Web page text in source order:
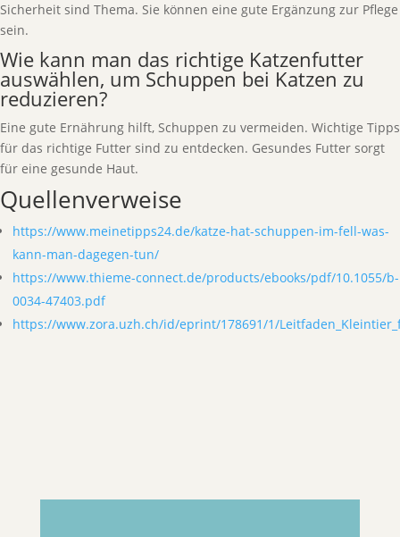
Sicherheit sind Thema. Sie können eine gute Ergänzung zur Pflege
sein.
Wie kann man das richtige Katzenfutter
auswählen, um Schuppen bei Katzen zu
reduzieren?
Eine gute Ernährung hilft, Schuppen zu vermeiden. Wichtige Tipps
für das richtige Futter sind zu entdecken. Gesundes Futter sorgt
für eine gesunde Haut.
Quellenverweise
https://www.meinetipps24.de/katze-hat-schuppen-im-fell-was-
kann-man-dagegen-tun/
https://www.thieme-connect.de/products/ebooks/pdf/10.1055/b-
0034-47403.pdf
https://www.zora.uzh.ch/id/eprint/178691/1/